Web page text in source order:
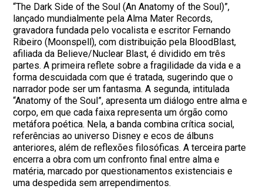
“The Dark Side of the Soul (An Anatomy of the Soul)”,
lançado mundialmente pela Alma Mater Records,
gravadora fundada pelo vocalista e escritor Fernando
Ribeiro (Moonspell), com distribuição pela BloodBlast,
afiliada da Believe/Nuclear Blast, é dividido em três
partes. A primeira reflete sobre a fragilidade da vida e a
forma descuidada com que é tratada, sugerindo que o
narrador pode ser um fantasma. A segunda, intitulada
“Anatomy of the Soul”, apresenta um diálogo entre alma e
corpo, em que cada faixa representa um órgão como
metáfora poética. Nela, a banda combina crítica social,
referências ao universo Disney e ecos de álbuns
anteriores, além de reflexões filosóficas. A terceira parte
encerra a obra com um confronto final entre alma e
matéria, marcado por questionamentos existenciais e
uma despedida sem arrependimentos.